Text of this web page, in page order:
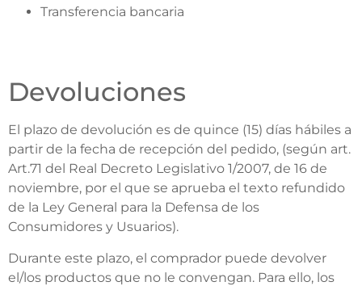
Transferencia bancaria
Devoluciones
El plazo de devolución es de quince (15) días hábiles a
partir de la fecha de recepción del pedido, (según art.
Art.71 del Real Decreto Legislativo 1/2007, de 16 de
noviembre, por el que se aprueba el texto refundido
de la Ley General para la Defensa de los
Consumidores y Usuarios).
Durante este plazo, el comprador puede devolver
el/los productos que no le convengan. Para ello, los